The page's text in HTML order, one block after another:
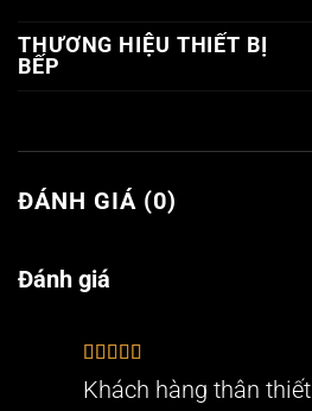
THƯƠNG HIỆU THIẾT BỊ
BẾP
ĐÁNH GIÁ (0)
Đánh giá
Được xếp
hạng55 sao
Khách hàng thân thiết